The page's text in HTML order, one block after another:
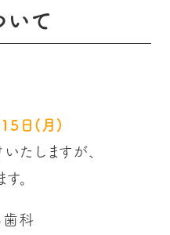
いて
15日(月)
たしますが、
。
歯科